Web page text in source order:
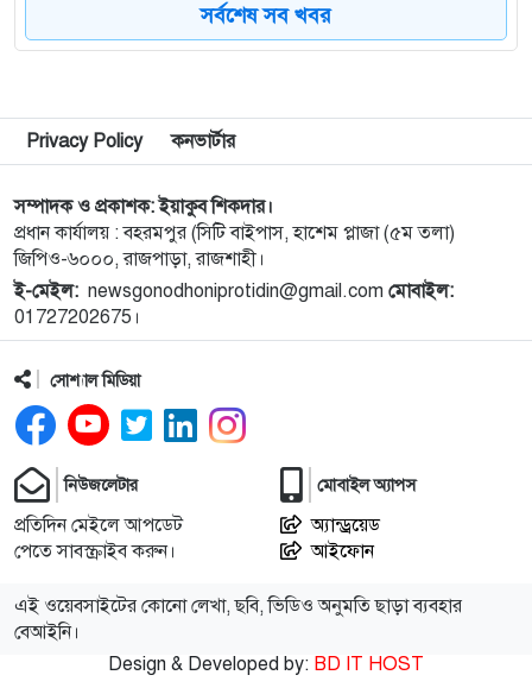
জ্বালানি সংকট মোকাবিলায় সরকার সর্বোচ্চ চেষ্টা চালিয়ে
যাচ্ছে: প্রধানমন্ত্রী
৮
সীমান্তে বিজিবির অভিযানে বিপুল পরিমান ভারতীয়
মাদকদ্রব্য জব্দ
৯
নেপালের আকাশে ভয় পেলেন অপু বিশ্বাস!
১০
বগুড়া এরুলিয়া এলাকায় সড়ক দুর্ঘট্নায় সকালে ৭ জন,
১১
এসোসিয়েশনের নেতৃবৃন্দের সাক্ষাৎ
১২
নগরীর মসজিদ ও ঈদগাহ পরিদর্শনে রাসিক প্রশাসক
১৩
নওগাঁর মান্দায় ২৯৬ বোতল ফেন্সিডিলসহ ২ মাদক কারবারি
সর্বশেষ সব খবর
Privacy Policy কনভার্টার
সম্পাদক ও প্রকাশক: ইয়াকুব শিকদার।
প্রধান কার্যালয় : বহরমপুর (সিটি বাইপাস, হাশেম প্লাজা (৫ম তলা)
জিপিও-৬০০০, রাজপাড়া, রাজশাহী।
ই-মেইল: newsgonodhoniprotidin@gmail.com মোবাইল:
01727202675।
সোশ্যাল মিডিয়া
নিউজলেটার
প্রতিদিন মেইলে আপডেট
পেতে সাবস্ক্রাইব করুন।
মোবাইল অ্যাপস
অ্যান্ড্রয়েড
আইফোন
এই ওয়েবসাইটের কোনো লেখা, ছবি, ভিডিও অনুমতি ছাড়া ব্যবহার
বেআইনি।
Design & Developed by: BD IT HOST